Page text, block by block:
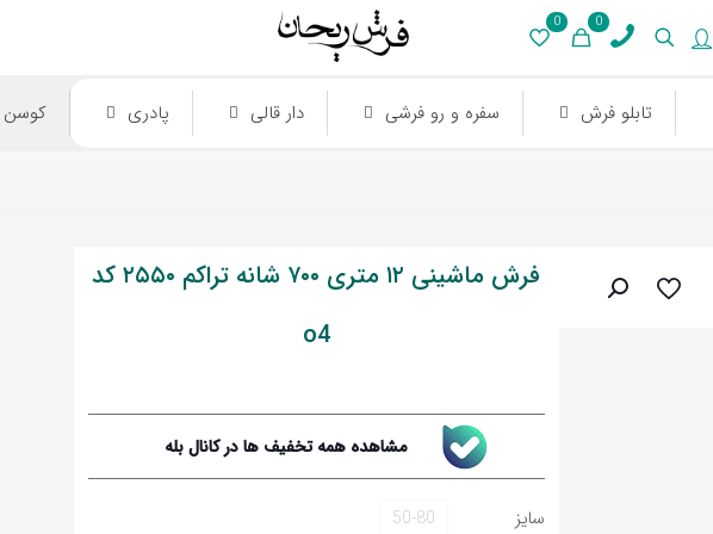
0
0
تابلو فرش سفره و رو فرشی دار قالی پادری کوسن
فرش ماشینی ‍۱۲ متری ۷۰۰ شانه تراکم ۲۵۵۰ کد
o4
مشاهده همه تخفیف ها در کانال بله
سایز 50-80